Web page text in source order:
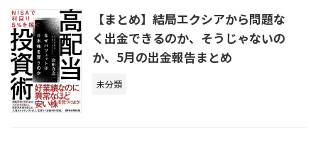
【まとめ】結局エクシアから問題な
く出金できるのか、そうじゃないの
か、5月の出金報告まとめ
未分類